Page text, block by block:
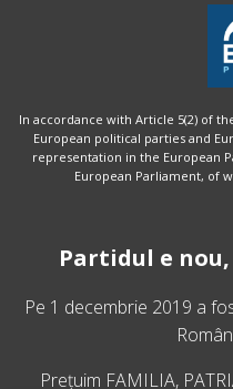
In accordance with Article 5(2) of
European political parties and
representation in the European
European Parliament, of
Partidul e
Pe 1 decembrie 2019 a
Prețuim FAMILIA,